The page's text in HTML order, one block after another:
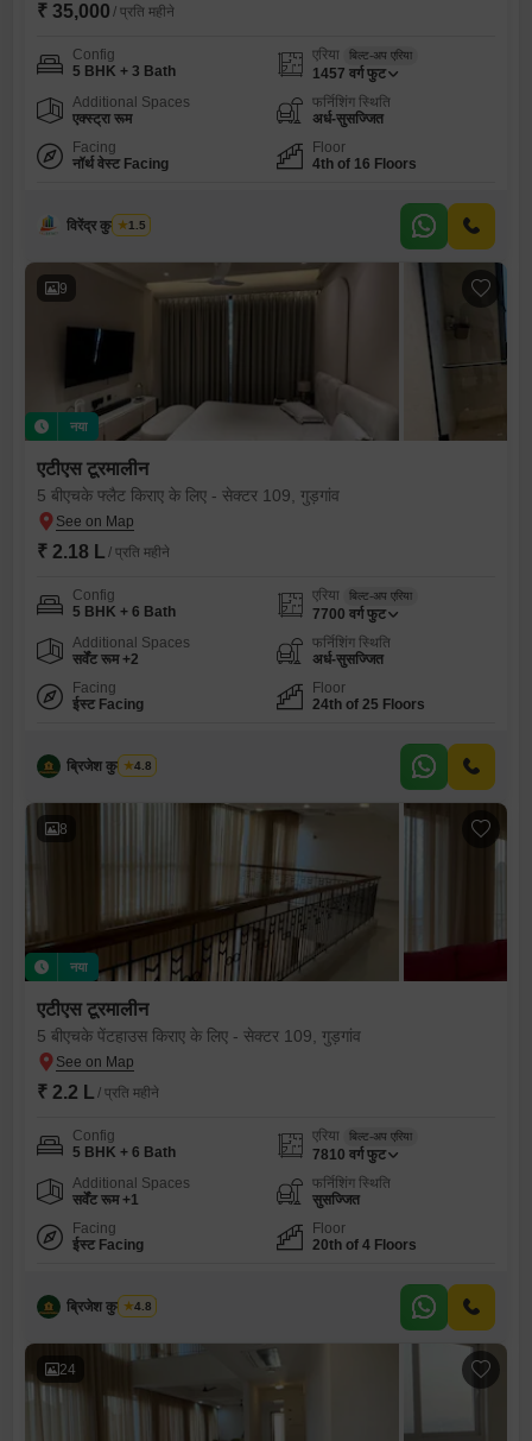
₹ 35,000 / प्रति महीने
Config
5 BHK + 3 Bath
एरिया बिल्ट-अप एरिया
1457 वर्ग फुट
Additional Spaces
एक्स्ट्रा रूम
फर्निशिंग स्थिति
अर्ध-सुसज्जित
Facing
नॉर्थ वेस्ट Facing
Floor
4th of 16 Floors
विरेंद्र कुमार शर्मा
1.5
9
नया
एटीएस टूरमालीन
5 बीएचके फ्लैट किराए के लिए - सेक्टर 109, गुड़गांव
₹ 2.18 L / प्रति महीने
Config
5 BHK + 6 Bath
एरिया बिल्ट-अप एरिया
7700 वर्ग फुट
Additional Spaces
सर्वेंट रूम +2
फर्निशिंग स्थिति
अर्ध-सुसज्जित
Facing
ईस्ट Facing
Floor
24th of 25 Floors
ब्रिजेश कुमार शर्मा
4.8
8
नया
एटीएस टूरमालीन
5 बीएचके पेंटहाउस किराए के लिए - सेक्टर 109, गुड़गांव
₹ 2.2 L / प्रति महीने
Config
5 BHK + 6 Bath
एरिया बिल्ट-अप एरिया
7810 वर्ग फुट
Additional Spaces
सर्वेंट रूम +1
फर्निशिंग स्थिति
सुसज्जित
Facing
ईस्ट Facing
Floor
20th of 4 Floors
ब्रिजेश कुमार शर्मा
4.8
24